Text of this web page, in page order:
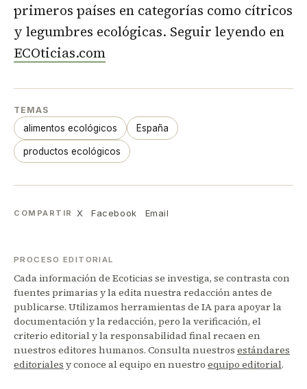
primeros países en categorías como cítricos
y legumbres ecológicas. Seguir leyendo en
ECOticias.com
TEMAS
alimentos ecológicos España
productos ecológicos
COMPARTIR X Facebook Email
PROCESO EDITORIAL
Cada información de Ecoticias se investiga, se contrasta con
fuentes primarias y la edita nuestra redacción antes de
publicarse. Utilizamos herramientas de IA para apoyar la
documentación y la redacción, pero la verificación, el
criterio editorial y la responsabilidad final recaen en
nuestros editores humanos. Consulta nuestros estándares
editoriales y conoce al equipo en nuestro equipo editorial.